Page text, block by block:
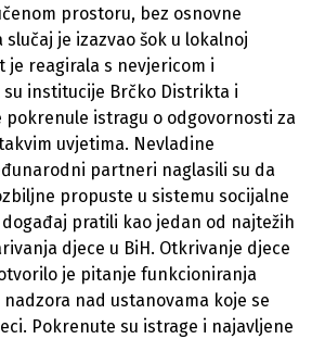
prostoru, bez osnovne
slučaj je izazvao šok u lokalnoj
je reagirala s nevjericom i
institucije Brčko Distrikta i
pokrenule istragu o odgovornosti za
uvjetima. Nevladine
partneri naglasili su da
propuste u sistemu socijalne
pratili kao jedan od najtežih
djece u BiH. Otkrivanje djece
je pitanje funkcioniranja
nad ustanovama koje se
Pokrenute su istrage i najavljene